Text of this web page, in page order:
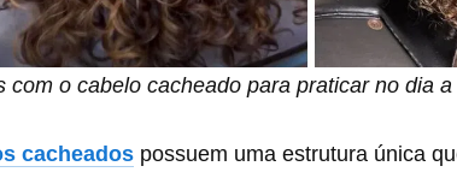
com o cabelo cacheado para praticar no dia
cacheados possuem uma estrutura única